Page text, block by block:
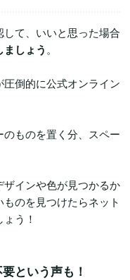
て、いいと思った場合
しょう 。
倒的に公式オンライン
ものを置く分、スペー
インや色が見つかるか
のを見つけたらネット
う！
という声も！